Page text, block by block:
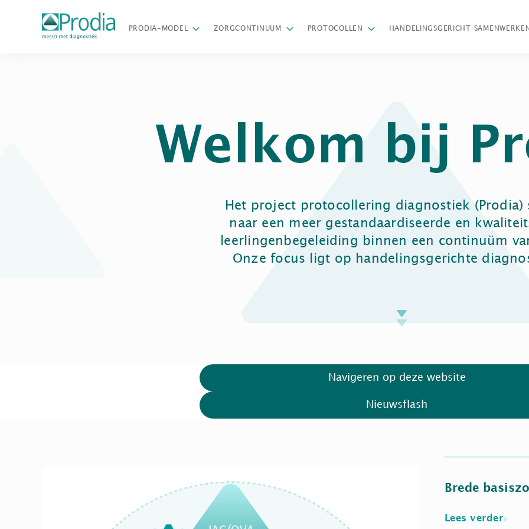
PRODIA-MODEL ZORGCONTINUUM PROTOCOLLEN HANDELINGSGERICHT
Welkom bij
Het project protocollering diagnostiek (Prodia)
naar een meer gestandaardiseerde en
leerlingenbegeleiding binnen een continuüm
Onze focus ligt op handelingsgerichte
Navigeren op deze website
Nieuwsflash
Brede
Lees verder